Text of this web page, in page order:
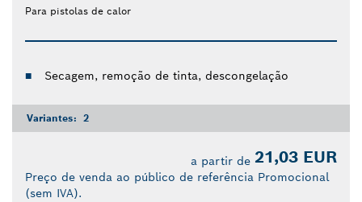
Para pistolas de calor
Secagem, remoção de tinta, descongelação
Variantes: 2
a partir de 21,03 EUR
Preço de venda ao público de referência Promocional
(sem IVA).